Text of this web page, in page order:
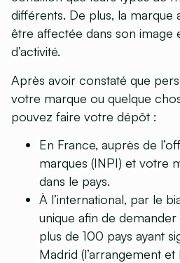
différents. De plus, la marque
être affectée dans son image
d’activité.
Après avoir constaté que
votre marque ou quelque
pouvez faire votre dépôt :
En France, auprès de
marques (INPI) et votre
dans le pays.
À l’international, par le
unique afin de
plus de 100 pays ayant
Madrid (l’arrangement